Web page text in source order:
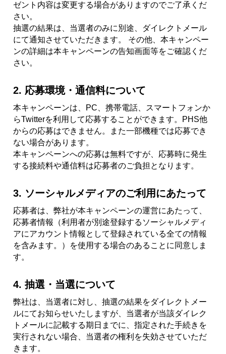
ゼント内容は変更する場合がありますのでご了承くだ
さい。
抽選の結果は、当選者のみに別途、ダイレクトメール
にて通知させていただきます。 その他、本キャンペー
ンの詳細は本キャンペーンの告知画面等をご確認くだ
さい。
2. 応募環境・通信料について
本キャンペーンは、PC、携帯電話、スマートフォンか
らTwitterを利用して応募することができます。PHS他
からの応募はできません。また一部機種では応募でき
ない場合があります。
本キャンペーンへの応募は無料ですが、応募時に発生
する接続料や通信料は応募者のご負担となります。
3. ソーシャルメディアのご利用にあたって
応募者は、弊社が本キャンペーンの運営にあたって、
応募者情報（利用者が別途登録するソーシャルメディ
アにアカウント情報として登録されている全ての情報
を含みます。）を使用する場合のあることに同意しま
す。
4. 抽選・当選について
弊社は、当選者に対し、抽選の結果をダイレクトメー
ルにてお知らせいたしますが、当選者が当該ダイレク
トメールに記載する期日までに、指定された手続きを
実行されない場合、当選者の権利を失効させていただ
きます。